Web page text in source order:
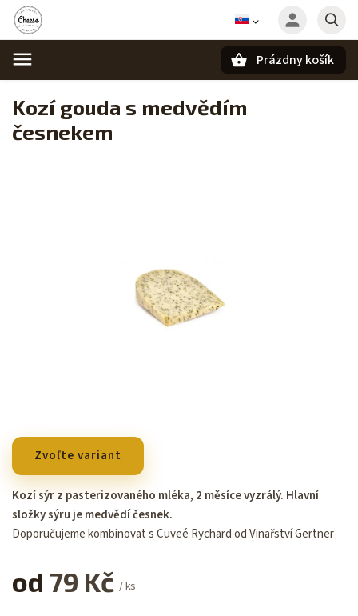
Prázdny košík
Kozí gouda s medvědím
česnekem
od 79 Kč / ks
Zvoľte variant
Kozí sýr z pasterizovaného mléka, 2 měsíce vyzrálý. Hlavní
složky sýru je medvědí česnek.
Doporučujeme kombinovat s Cuveé Rychard od Vinařství Gertner